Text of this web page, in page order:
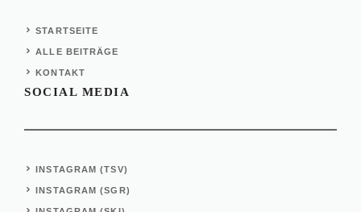
STARTSEITE
ALLE BEITRÄGE
KONTAKT
SOCIAL MEDIA
INSTAGRAM (TSV)
INSTAGRAM (SGR)